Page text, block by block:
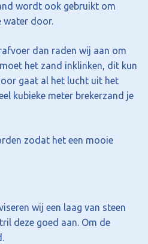
wordt ook gebruikt om
water door.
dan raden wij aan om
het zand inklinken, dit kun
gaat al het lucht uit het
kubieke meter brekerzand je
zodat het een mooie
wij een laag van steen
deze goed aan. Om de